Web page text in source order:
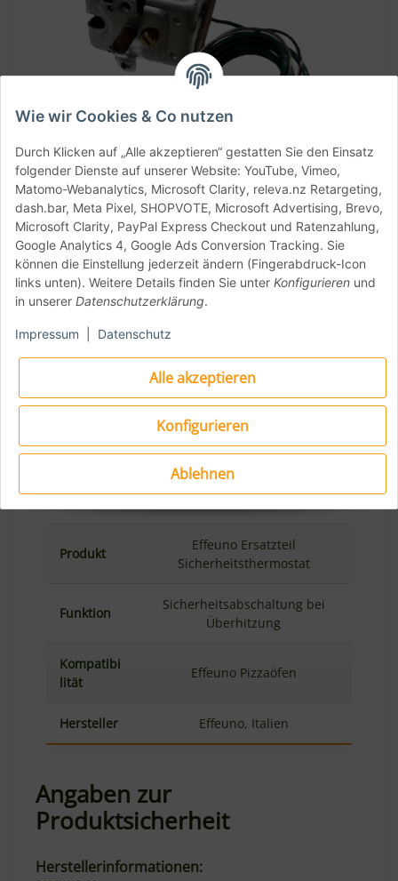
Alle akzeptieren
Konfigurieren
Ablehnen
Wie wir Cookies & Co nutzen
Durch Klicken auf „Alle akzeptieren“ gestatten Sie den Einsatz
folgender Dienste auf unserer Website: YouTube, Vimeo,
Matomo-Webanalytics, Microsoft Clarity, releva.nz Retargeting,
dash.bar, Meta Pixel, SHOPVOTE, Microsoft Advertising, Brevo,
Microsoft Clarity, PayPal Express Checkout und Ratenzahlung,
Google Analytics 4, Google Ads Conversion Tracking. Sie
können die Einstellung jederzeit ändern (Fingerabdruck-Icon
links unten). Weitere Details finden Sie unter Konfigurieren und
in unserer Datenschutzerklärung.
Impressum Datenschutz
Sicherheit und
Zuverlässigkeit
Effeuno Pizzaöfen entwickelt, um maximale
Sicherheit zu gewährleisten. Es überwacht
die Temperatur und schaltet den Ofen bei
Überhitzung ab, um Schäden zu vermeiden.
Details:
Produkt
Effeuno Ersatzteil
Sicherheitsthermostat
Funktion
Sicherheitsabschaltung bei
Überhitzung
Kompatibi
lität
Effeuno Pizzaöfen
Hersteller Effeuno, Italien
Angaben zur
Produktsicherheit
Herstellerinformationen: